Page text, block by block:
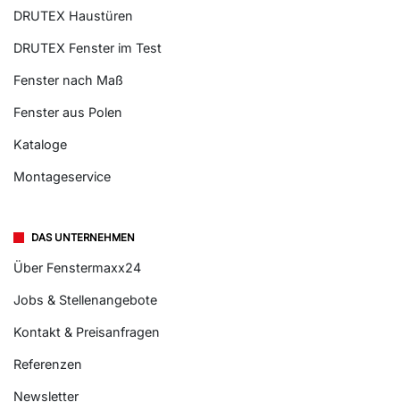
DRUTEX Haustüren
DRUTEX Fenster im Test
Fenster nach Maß
Fenster aus Polen
Kataloge
Montageservice
DAS UNTERNEHMEN
Über Fenstermaxx24
Jobs & Stellenangebote
Kontakt & Preisanfragen
Referenzen
Newsletter